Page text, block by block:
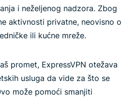
i neželjenog nadzora. Zbog
aktivnosti privatne, neovisno o
ili kućne mreže.
promet, ExpressVPN otežava
usluga da vide za što se
može pomoći smanjiti